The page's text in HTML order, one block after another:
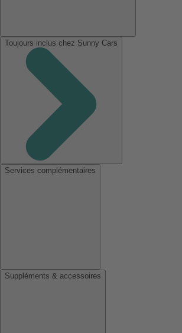
Toujours inclus chez Sunny Cars
Services complémentaires
Suppléments & accessoires